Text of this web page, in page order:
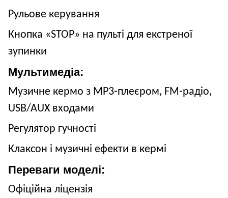
Рульове керування
Кнопка «STOP» на пульті для екстреної
зупинки
Мультимедіа:
Музичне кермо з MP3-плеєром, FM-радіо,
USB/AUX входами
Регулятор гучності
Клаксон і музичні ефекти в кермі
Переваги моделі:
Офіційна ліцензія